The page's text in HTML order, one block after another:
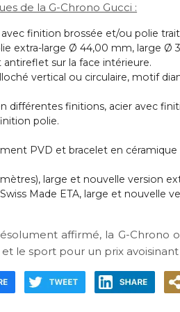
de la G-Chrono Gucci :
finition brossée et/ou polie
extra-large Ø 44,00 mm, large Ø
sur la face intérieure.
vertical ou circulaire, motif
différentes finitions, acier avec
polie.
PVD et bracelet en
large et nouvelle version
Made ETA, large et nouvelle
affirmé, la G-Chrono
le sport pour un prix avoisinant